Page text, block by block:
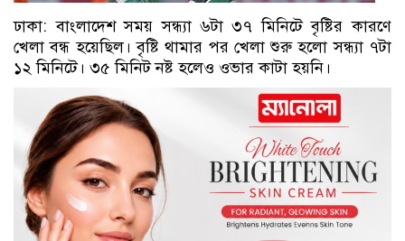
ঢাকা: বাংলাদেশ সময় সন্ধ্যা ৬টা ৩৭ মিনিটে বৃষ্টির কারণে
খেলা বন্ধ হয়েছিল। বৃষ্টি থামার পর খেলা শুরু হলো সন্ধ্যা ৭টা
১২ মিনিটে। ৩৫ মিনিট নষ্ট হলেও ওভার কাটা হয়নি।